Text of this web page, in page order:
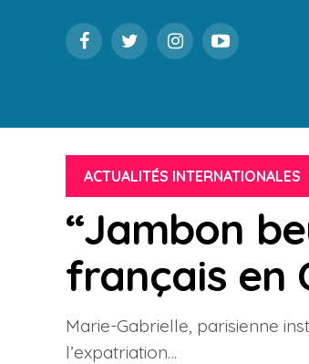
ACTUALITÉS INTERNATIONALES
“Jambon
français en
Marie-Gabrielle, parisienne
l’expatriation…